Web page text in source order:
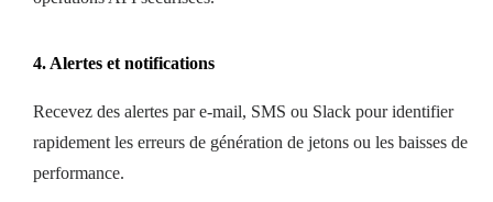
4. Alertes et notifications
Recevez des alertes par e-mail, SMS ou Slack pour identifier
rapidement les erreurs de génération de jetons ou les baisses de
performance.